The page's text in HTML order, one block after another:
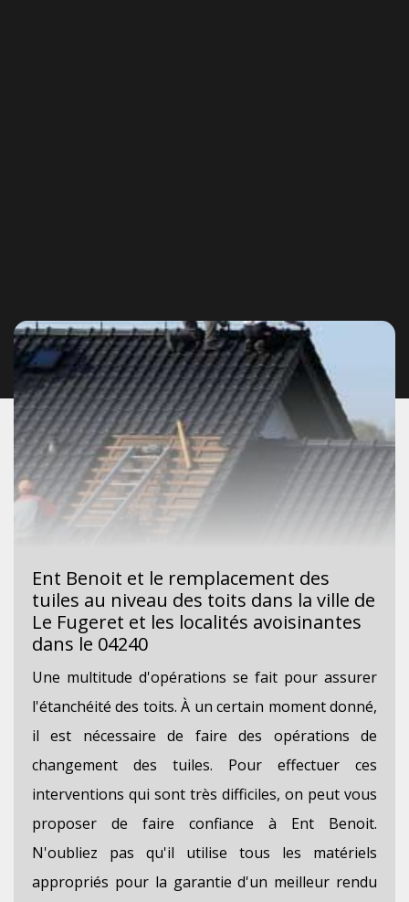
Ent Benoit et le remplacement des
tuiles au niveau des toits dans la ville de
Le Fugeret et les localités avoisinantes
dans le 04240
Une multitude d'opérations se fait pour assurer
l'étanchéité des toits. À un certain moment donné,
il est nécessaire de faire des opérations de
changement des tuiles. Pour effectuer ces
interventions qui sont très difficiles, on peut vous
proposer de faire confiance à Ent Benoit.
N'oubliez pas qu'il utilise tous les matériels
appropriés pour la garantie d'un meilleur rendu